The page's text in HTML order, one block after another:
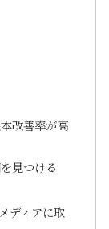
改善率が高
見つける
ディアに取